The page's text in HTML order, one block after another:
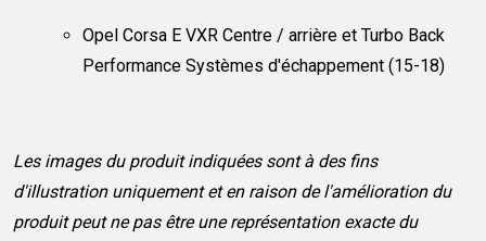
Opel Corsa E VXR Centre / arrière et Turbo Back
Performance Systèmes d'échappement (15-18)
Les images du produit indiquées sont à des fins
d'illustration uniquement et en raison de l'amélioration du
produit peut ne pas être une représentation exacte du